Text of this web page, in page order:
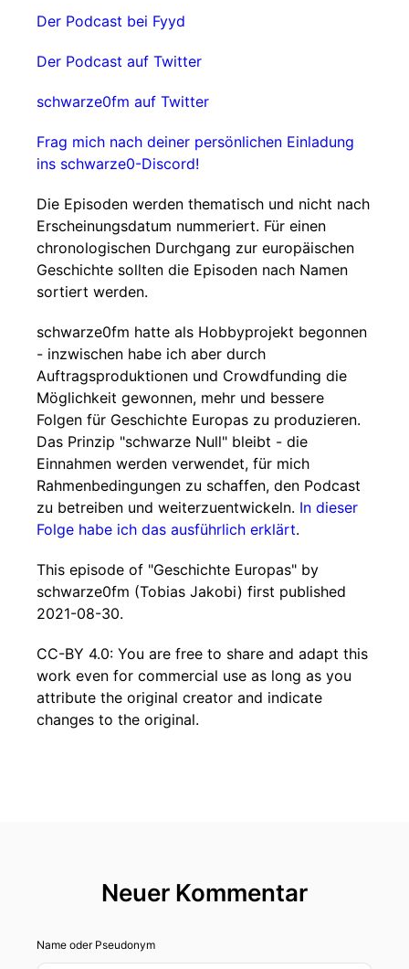
Der Podcast bei Fyyd
Der Podcast auf Twitter
schwarze0fm auf Twitter
Frag mich nach deiner persönlichen Einladung
ins schwarze0-Discord!
Die Episoden werden thematisch und nicht nach
Erscheinungsdatum nummeriert. Für einen
chronologischen Durchgang zur europäischen
Geschichte sollten die Episoden nach Namen
sortiert werden.
schwarze0fm hatte als Hobbyprojekt begonnen
- inzwischen habe ich aber durch
Auftragsproduktionen und Crowdfunding die
Möglichkeit gewonnen, mehr und bessere
Folgen für Geschichte Europas zu produzieren.
Das Prinzip "schwarze Null" bleibt - die
Einnahmen werden verwendet, für mich
Rahmenbedingungen zu schaffen, den Podcast
zu betreiben und weiterzuentwickeln. In dieser
Folge habe ich das ausführlich erklärt.
This episode of "Geschichte Europas" by
schwarze0fm (Tobias Jakobi) first published
2021-08-30.
CC-BY 4.0: You are free to share and adapt this
work even for commercial use as long as you
attribute the original creator and indicate
changes to the original.
Neuer Kommentar
Name oder Pseudonym